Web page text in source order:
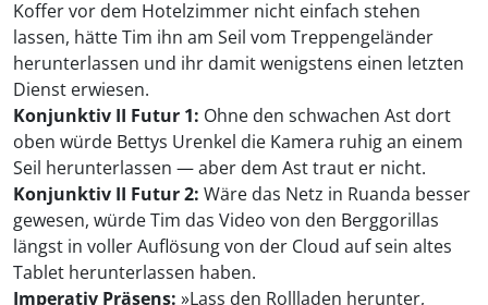
Koffer vor dem Hotelzimmer nicht einfach stehen
lassen, hätte Tim ihn am Seil vom Treppengeländer
herunterlassen und ihr damit wenigstens einen letzten
Dienst erwiesen.
Konjunktiv II Futur 1: Ohne den schwachen Ast dort
oben würde Bettys Urenkel die Kamera ruhig an einem
Seil herunterlassen — aber dem Ast traut er nicht.
Konjunktiv II Futur 2: Wäre das Netz in Ruanda besser
gewesen, würde Tim das Video von den Berggorillas
längst in voller Auflösung von der Cloud auf sein altes
Tablet herunterlassen haben.
Imperativ Präsens: »Lass den Rollladen herunter,